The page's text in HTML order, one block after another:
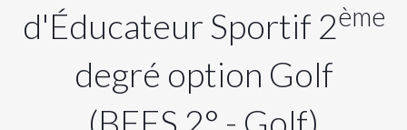
d'Éducateur Sportif 2ème
degré option Golf